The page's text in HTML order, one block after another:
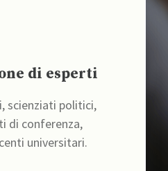
di esperti
scienziati politici,
di conferenza,
universitari.